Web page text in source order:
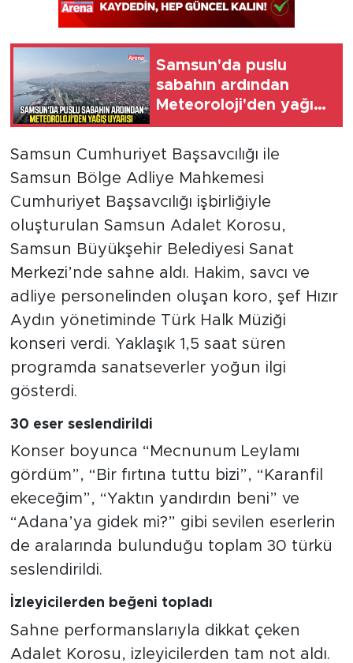
Samsun'da puslu
sabahın ardından
Meteoroloji'den yağış
uyarısı
Samsun Cumhuriyet Başsavcılığı ile
Samsun Bölge Adliye Mahkemesi
Cumhuriyet Başsavcılığı işbirliğiyle
oluşturulan Samsun Adalet Korosu,
Samsun Büyükşehir Belediyesi Sanat
Merkezi’nde sahne aldı. Hakim, savcı ve
adliye personelinden oluşan koro, şef Hızır
Aydın yönetiminde Türk Halk Müziği
konseri verdi. Yaklaşık 1,5 saat süren
programda sanatseverler yoğun ilgi
gösterdi.
30 eser seslendirildi
Konser boyunca “Mecnunum Leylamı
gördüm”, “Bir fırtına tuttu bizi”, “Karanfil
ekeceğim”, “Yaktın yandırdın beni” ve
“Adana’ya gidek mi?” gibi sevilen eserlerin
de aralarında bulunduğu toplam 30 türkü
seslendirildi.
İzleyicilerden beğeni topladı
Sahne performanslarıyla dikkat çeken
Adalet Korosu, izleyicilerden tam not aldı.